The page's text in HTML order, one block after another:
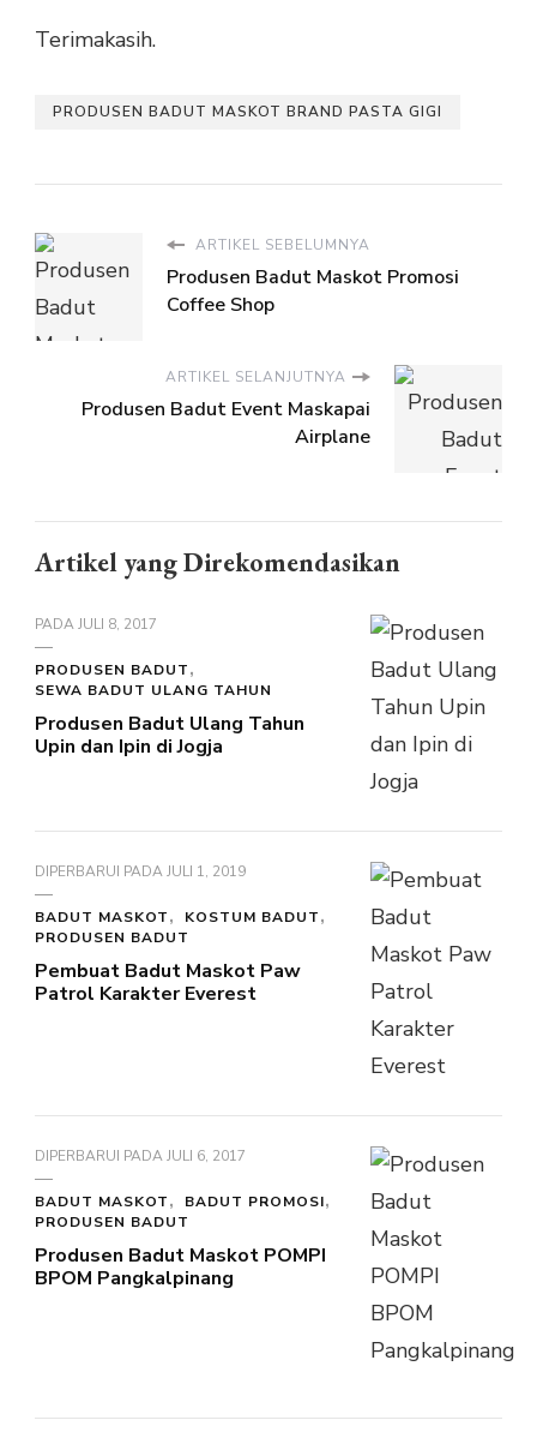
Terimakasih.
PRODUSEN BADUT MASKOT BRAND PASTA GIGI
ARTIKEL SEBELUMNYA
Produsen Badut Maskot Promosi
Coffee Shop
ARTIKEL SELANJUTNYA
Produsen Badut Event Maskapai
Airplane
Artikel yang Direkomendasikan
PADAJULI 8, 2017
PRODUSEN BADUT
SEWA BADUT ULANG TAHUN
Produsen Badut Ulang Tahun
Upin dan Ipin di Jogja
DIPERBARUI PADAJULI 1, 2019
BADUT MASKOT
KOSTUM BADUT
PRODUSEN BADUT
Pembuat Badut Maskot Paw
Patrol Karakter Everest
DIPERBARUI PADAJULI 6, 2017
BADUT MASKOT
BADUT PROMOSI
PRODUSEN BADUT
Produsen Badut Maskot POMPI
BPOM Pangkalpinang